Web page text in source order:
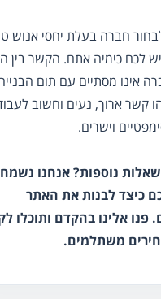
חברה בעלת יחסי אנוש
לכם כימיה אתם. הקשר בין
אינו מסתיים עם תום
קשר ארוך, נעים וחשוב
וישרים.
נוספות? אנחנו נשמח
כיצד לבנות את האתר
פנו אלינו בהקדם ותוכלו
משתלמים.